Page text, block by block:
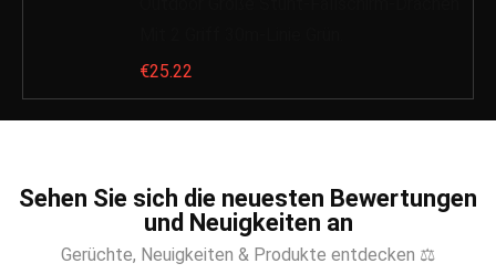
€25.22
Sehen Sie sich die neuesten Bewertungen
und Neuigkeiten an
Gerüchte, Neuigkeiten & Produkte entdecken ⚖